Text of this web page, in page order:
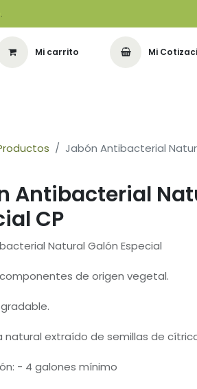
Mi carrito Mi
Jabón Antibacterial
Antibacterial
CP
Natural Galón Especial
de origen vegetal.
natural extraído de semillas de
- 4 galones mínimo